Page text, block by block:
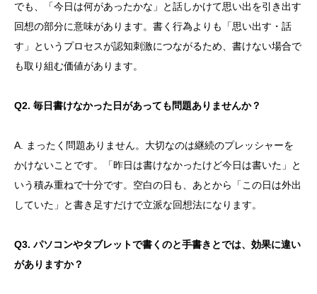
でも、「今日は何があったかな」と話しかけて思い出を引き出す
回想の部分に意味があります。書く行為よりも「思い出す・話
す」というプロセスが認知刺激につながるため、書けない場合で
も取り組む価値があります。
Q2. 毎日書けなかった日があっても問題ありませんか？
A. まったく問題ありません。大切なのは継続のプレッシャーを
かけないことです。「昨日は書けなかったけど今日は書いた」と
いう積み重ねで十分です。空白の日も、あとから「この日は外出
していた」と書き足すだけで立派な回想法になります。
Q3. パソコンやタブレットで書くのと手書きとでは、効果に違い
がありますか？